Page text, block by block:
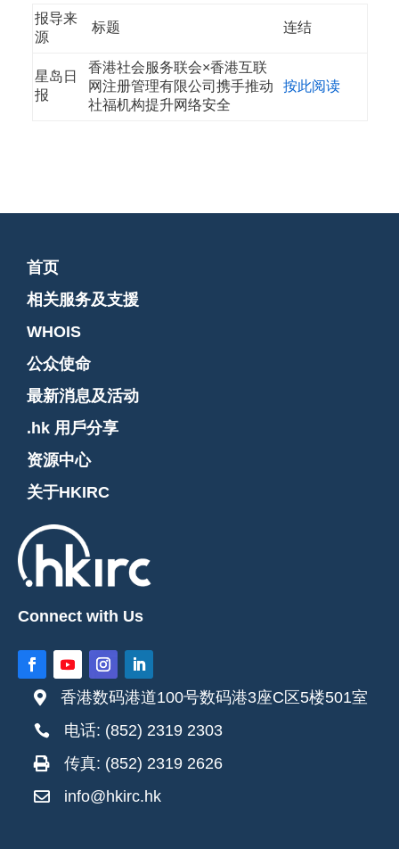
报导来
源
标题 连结
星岛日
报
香港社会服务联会×香港互联
网注册管理有限公司携手推动
社福机构提升网络安全
按此阅读
首页
相关服务及支援
WHOIS
公众使命
最新消息及活动
.hk 用戶分享
资源中心
关于HKIRC
Connect with Us
 香港数码港道100号数码港3座C区5楼501室
 电话: (852) 2319 2303
 传真: (852) 2319 2626
 info@hkirc.hk